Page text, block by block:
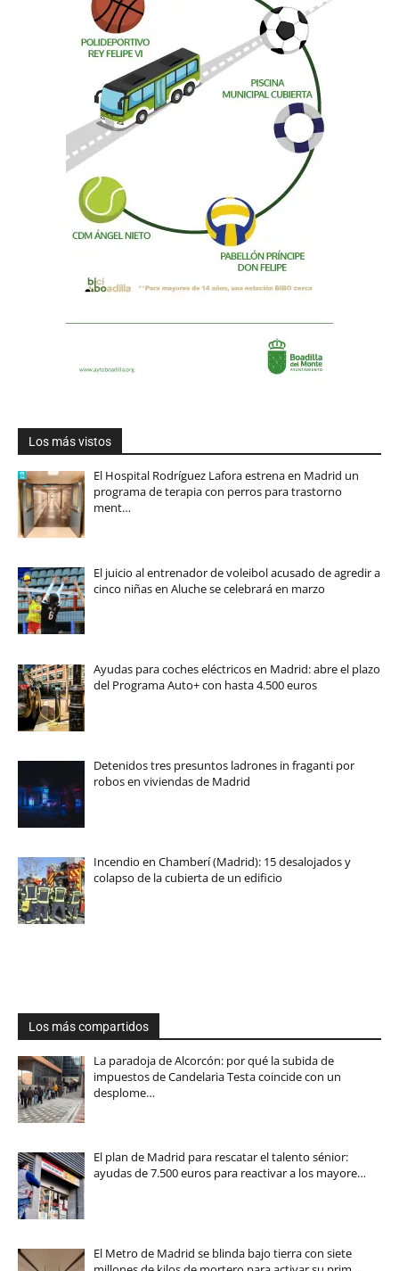
Los más vistos
El Hospital Rodríguez Lafora estrena en Madrid un
programa de terapia con perros para trastorno
ment…
El juicio al entrenador de voleibol acusado de agredir a
cinco niñas en Aluche se celebrará en marzo
Ayudas para coches eléctricos en Madrid: abre el plazo
del Programa Auto+ con hasta 4.500 euros
Detenidos tres presuntos ladrones in fraganti por
robos en viviendas de Madrid
Incendio en Chamberí (Madrid): 15 desalojados y
colapso de la cubierta de un edificio
Los más compartidos
La paradoja de Alcorcón: por qué la subida de
impuestos de Candelaria Testa coincide con un
desplome…
El plan de Madrid para rescatar el talento sénior:
ayudas de 7.500 euros para reactivar a los mayore…
El Metro de Madrid se blinda bajo tierra con siete